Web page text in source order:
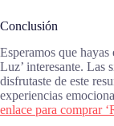
Conclusión
Esperamos que
Luz’ interesante. Las
disfrutaste de este
experiencias
enlace para comprar